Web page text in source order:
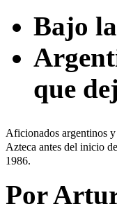
Bajo
que
Aficionados argentinos
Azteca antes del inicio
1986.
Por